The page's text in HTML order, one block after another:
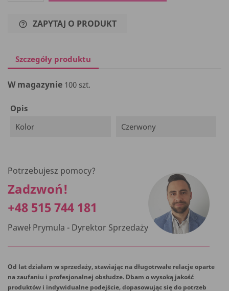
help_outline ZAPYTAJ O PRODUKT
Szczegóły produktu
W magazynie 100 szt.
Opis
Kolor
Czerwony
Potrzebujesz pomocy?
Zadzwoń!
+48 515 744 181
Paweł Prymula - Dyrektor Sprzedaży
Od lat działam w sprzedaży, stawiając na długotrwałe relacje oparte
na zaufaniu i profesjonalnej obsłudze. Dbam o wysoką jakość
produktów i indywidualne podejście, dopasowując się do potrzeb